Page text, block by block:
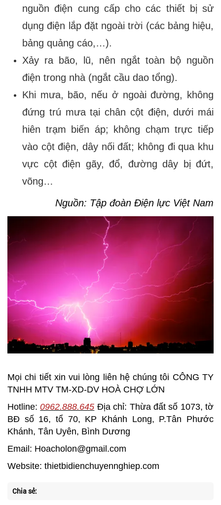
nguồn điện cung cấp cho các thiết bị sử
dụng điện lắp đặt ngoài trời (các bảng hiệu,
bảng quảng cáo,…).
Xảy ra bão, lũ, nên ngắt toàn bộ nguồn
điện trong nhà (ngắt cầu dao tổng).
Khi mưa, bão, nếu ở ngoài đường, không
đứng trú mưa tại chân cột điện, dưới mái
hiên trạm biến áp; không chạm trực tiếp
vào cột điện, dây nối đất; không đi qua khu
vực cột điện gãy, đổ, đường dây bị đứt,
võng…
Nguồn: Tập đoàn Điện lực Việt Nam
Mọi chi tiết xin vui lòng liên hệ chúng tôi CÔNG TY
TNHH MTV TM-XD-DV HOÀ CHỢ LỚN
Hotline:0962.888.645 Địa chỉ: Thừa đất số 1073, tờ
BĐ số 16, tổ 70, KP Khánh Long, P.Tân Phước
Khánh, Tân Uyên, Bình Dương
Email: Hoacholon@gmail.com
Website: thietbidienchuyennghiep.com
Chia sẻ: